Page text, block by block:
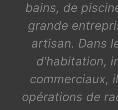
bains, de
grande
artisan. Dans
d'habitation,
commerciaux,
opérations de